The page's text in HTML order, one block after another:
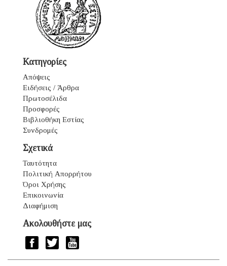
Κατηγορίες
Απόψεις
Ειδήσεις / Άρθρα
Πρωτοσέλιδα
Προσφορές
Βιβλιοθήκη Εστίας
Συνδρομές
Σχετικά
Ταυτότητα
Πολιτική Απορρήτου
Όροι Χρήσης
Επικοινωνία
Διαφήμιση
Ακολουθήστε μας